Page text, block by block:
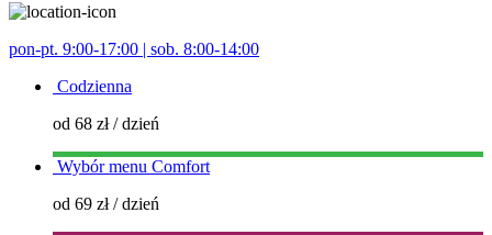
pon-pt. 9:00-17:00 | sob. 8:00-14:00
Codzienna
od 68 zł/ dzień
Wybór menu Comfort
od 69 zł/ dzień